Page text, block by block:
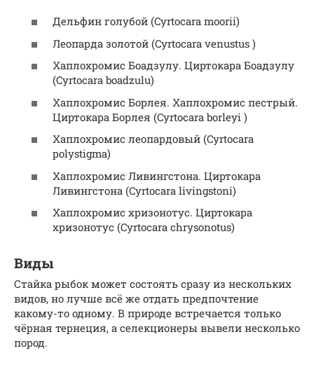
Дельфин голубой (Cyrtocara moorii)
Леопарда золотой (Cyrtocara venustus )
Хаплохромис Боадзулу. Циртокара Боадзулу
(Cyrtocara boadzulu)
Хаплохромис Борлея. Хаплохромис пестрый.
Циртокара Борлея (Cyrtocara borleyi )
Хаплохромис леопардовый (Cyrtocara
polystigma)
Хаплохромис Ливингстона. Циртокара
Ливингстона (Cyrtocara livingstoni)
Хаплохромис хризонотус. Циртокара
хризонотус (Cyrtocara chrysonotus)
Виды
Стайка рыбок может состоять сразу из нескольких
видов, но лучше всё же отдать предпочтение
какому-то одному. В природе встречается только
чёрная тернеция, а селекционеры вывели несколько
пород.